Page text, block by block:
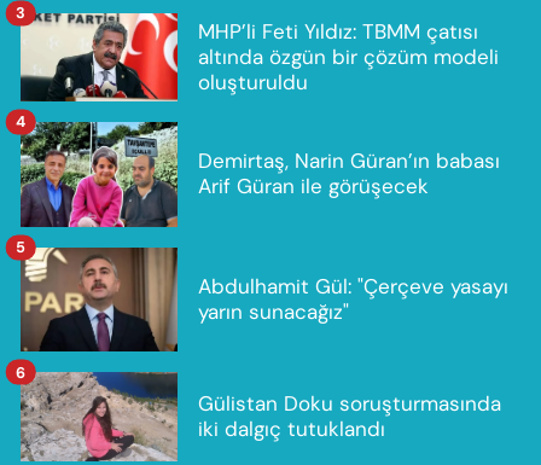
MHP’li Feti Yıldız: TBMM çatısı
altında özgün bir çözüm modeli
oluşturuldu
3
Demirtaş, Narin Güran’ın babası
Arif Güran ile görüşecek
4
Abdulhamit Gül: "Çerçeve yasayı
yarın sunacağız"
5
Gülistan Doku soruşturmasında
iki dalgıç tutuklandı
6